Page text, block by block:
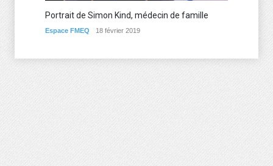
Portrait de Simon Kind, médecin de famille
Espace FMEQ 18 février 2019